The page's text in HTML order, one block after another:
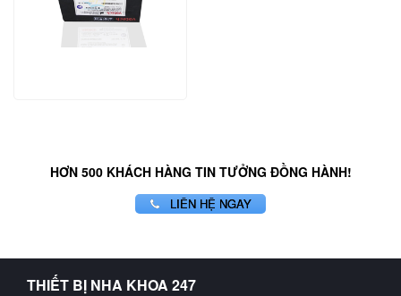
HƠN 500 KHÁCH HÀNG TIN TƯỞNG ĐỒNG HÀNH!
LIÊN HỆ NGAY
THIẾT BỊ NHA KHOA 247